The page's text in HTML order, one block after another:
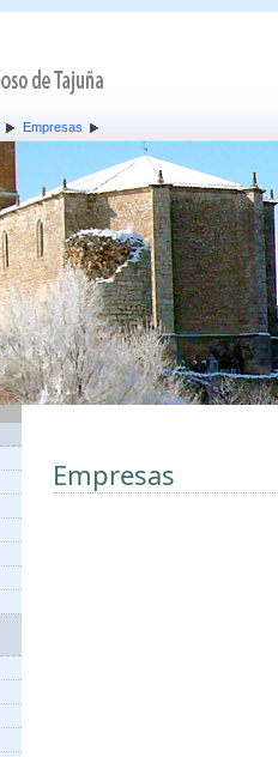
Empresas
Empresas